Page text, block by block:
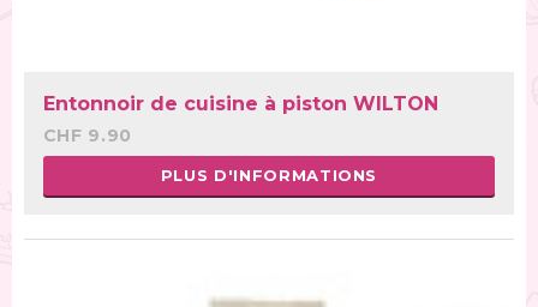
Entonnoir de cuisine à piston WILTON
CHF 9.90
PLUS D'INFORMATIONS